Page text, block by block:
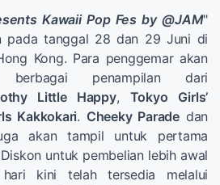
Kawaii Pop Fes by @JAM"
pada tanggal 28 dan 29 Juni di
Kong. Para penggemar akan
penampilan dari
Little Happy, Tokyo Girls’
Kakkokari. Cheeky Paradedan
akan tampil untuk pertama
untuk pembelian lebih awal
kini telah tersedia melalui